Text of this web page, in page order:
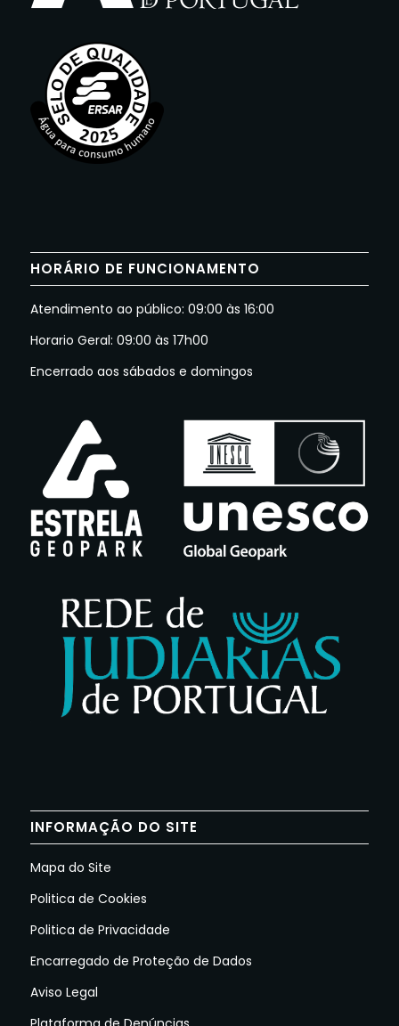
HORÁRIO DE FUNCIONAMENTO
Atendimento ao público: 09:00 às 16:00
Horario Geral: 09:00 às 17h00
Encerrado aos sábados e domingos
INFORMAÇÃO DO SITE
Mapa do Site
Politica de Cookies
Politica de Privacidade
Encarregado de Proteção de Dados
Aviso Legal